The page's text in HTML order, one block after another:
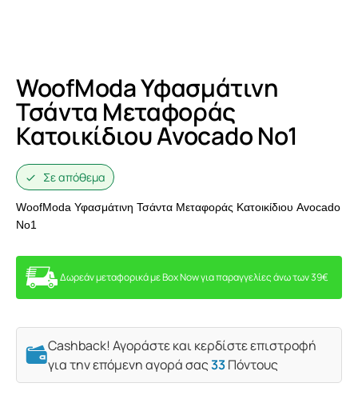
WoofModa Υφασμάτινη
Τσάντα Μεταφοράς
Κατοικίδιου Avocado No1
Σε απόθεμα
WoofModa Υφασμάτινη Τσάντα Μεταφοράς Κατοικίδιου Avocado
No1
Δωρεάν μεταφορικά με Box Now για παραγγελίες άνω των 39€
Cashback! Αγοράστε και κερδίστε επιστροφή
για την επόμενη αγορά σας33Πόντους